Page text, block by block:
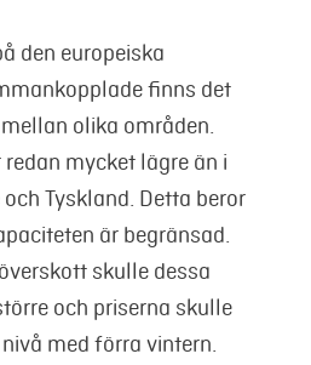
den europeiska
finns det
olika områden.
redan mycket lägre än i
Tyskland. Detta beror
är begränsad.
skulle dessa
och priserna skulle
med förra vintern.